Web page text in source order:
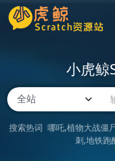
小虎鲸
搜索热词 哪吒 植物大战僵
刺 地铁跑